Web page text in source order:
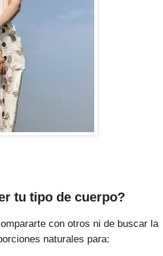
tu tipo de cuerpo?
con otros ni de buscar la
naturales para: